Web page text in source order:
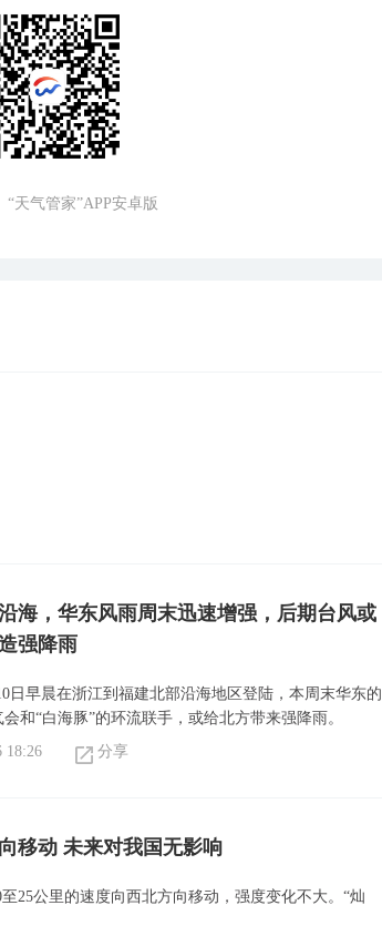
天气管家”APP安卓版
海，华东风雨周末迅速增强，后期台风或
强降雨
日早晨在浙江到福建北部沿海地区登陆，本周末华东的
和“白海豚”的环流联手，或给北方带来强降雨。
18:26 分享
移动 未来对我国无影响
25公里的速度向西北方向移动，强度变化不大。“灿